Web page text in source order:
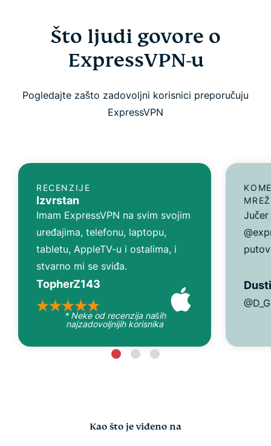
Što ljudi govore o
ExpressVPN-u
Pogledajte zašto zadovoljni korisnici preporučuju
ExpressVPN
RECENZIJE
Izvrstan
Imam ExpressVPN na svim svojim
uređajima, telefonu, laptopu,
tabletu, AppleTV-u i ostalima, i
stvarno mi se sviđa.
TopherZ143
* Neke od recenzija naših
najzadovoljnijih korisnika
Kao što je viđeno na